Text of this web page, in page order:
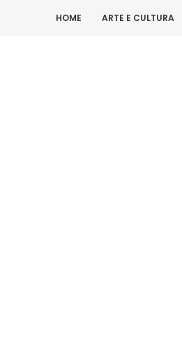
HOME ARTE E CULTURA